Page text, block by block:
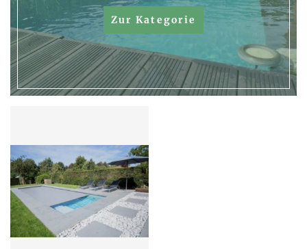
Zur Kategorie